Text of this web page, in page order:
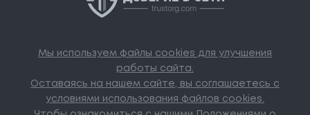
Мы используем файлы cookies для улучшения
работы сайта.
Оставаясь на нашем сайте, вы соглашаетесь с
условиями использования файлов cookies.